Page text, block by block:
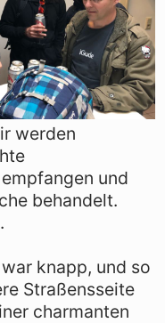
werden
und
behandelt.
knapp, und so
Straßensseite
charmanten